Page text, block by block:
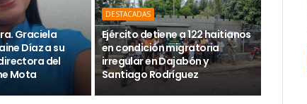
Graciela
Díaz a su
del
Mota
DESTACADAS
Ejército detiene a 122 haitianos
en condición migratoria
irregular en Dajabón y
Santiago Rodríguez